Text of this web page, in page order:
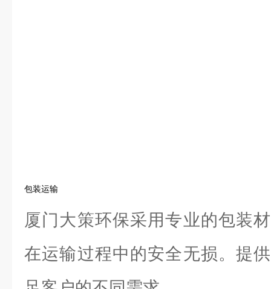
包装运输
厦门大策环保采用专业的包装
在运输过程中的安全无损。提